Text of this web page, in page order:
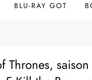
BLU-RAY GOT
Thrones,